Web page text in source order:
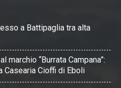
a Battipaglia tra alta
marchio “Burrata Campana”:
Casearia Cioffi di Eboli